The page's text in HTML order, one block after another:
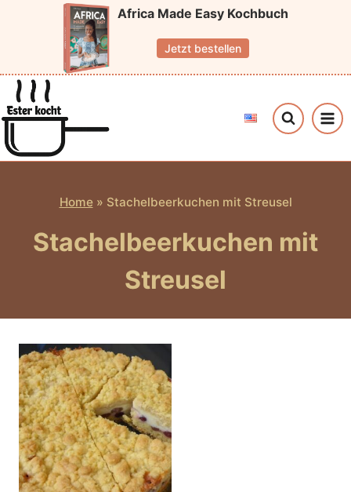
Africa Made Easy Kochbuch
Jetzt bestellen
Home» Stachelbeerkuchen mit Streusel
Stachelbeerkuchen mit
Streusel